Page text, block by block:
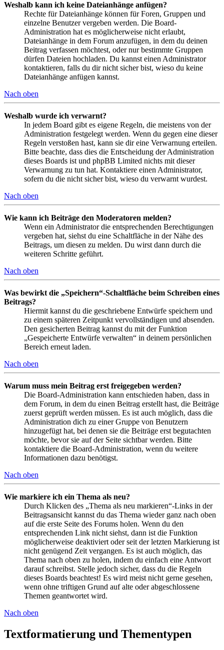
Weshalb kann ich keine Dateianhänge anfügen?
Rechte für Dateianhänge können für Foren, Gruppen und
einzelne Benutzer vergeben werden. Die Board-
Administration hat es möglicherweise nicht erlaubt,
Dateianhänge in dem Forum anzufügen, in dem du deinen
Beitrag verfassen möchtest, oder nur bestimmte Gruppen
dürfen Dateien hochladen. Du kannst einen Administrator
kontaktieren, falls du dir nicht sicher bist, wieso du keine
Dateianhänge anfügen kannst.
Nach oben
Weshalb wurde ich verwarnt?
In jedem Board gibt es eigene Regeln, die meistens von der
Administration festgelegt werden. Wenn du gegen eine dieser
Regeln verstoßen hast, kann sie dir eine Verwarnung erteilen.
Bitte beachte, dass dies die Entscheidung der Administration
dieses Boards ist und phpBB Limited nichts mit dieser
Verwarnung zu tun hat. Kontaktiere einen Administrator,
sofern du die nicht sicher bist, wieso du verwarnt wurdest.
Nach oben
Wie kann ich Beiträge den Moderatoren melden?
Wenn ein Administrator die entsprechenden Berechtigungen
vergeben hat, siehst du eine Schaltfläche in der Nähe des
Beitrags, um diesen zu melden. Du wirst dann durch die
weiteren Schritte geführt.
Nach oben
Was bewirkt die „Speichern“-Schaltfläche beim Schreiben eines
Beitrags?
Hiermit kannst du die geschriebene Entwürfe speichern und
zu einem späteren Zeitpunkt vervollständigen und absenden.
Den gesicherten Beitrag kannst du mit der Funktion
„Gespeicherte Entwürfe verwalten“ in deinem persönlichen
Bereich erneut laden.
Nach oben
Warum muss mein Beitrag erst freigegeben werden?
Die Board-Administration kann entschieden haben, dass in
dem Forum, in dem du einen Beitrag erstellt hast, die Beiträge
zuerst geprüft werden müssen. Es ist auch möglich, dass die
Administration dich zu einer Gruppe von Benutzern
hinzugefügt hat, bei denen sie die Beiträge erst begutachten
möchte, bevor sie auf der Seite sichtbar werden. Bitte
kontaktiere die Board-Administration, wenn du weitere
Informationen dazu benötigst.
Nach oben
Wie markiere ich ein Thema als neu?
Durch Klicken des „Thema als neu markieren“-Links in der
Beitragsansicht kannst du das Thema wieder ganz nach oben
auf die erste Seite des Forums holen. Wenn du den
entsprechenden Link nicht siehst, dann ist die Funktion
möglicherweise deaktiviert oder seit der letzten Markierung ist
nicht genügend Zeit vergangen. Es ist auch möglich, das
Thema nach oben zu holen, indem du einfach eine Antwort
darauf schreibst. Stelle jedoch sicher, dass du die Regeln
dieses Boards beachtest! Es wird meist nicht gerne gesehen,
wenn ohne triftigen Grund auf alte oder abgeschlossene
Themen geantwortet wird.
Nach oben
Textformatierung und Thementypen